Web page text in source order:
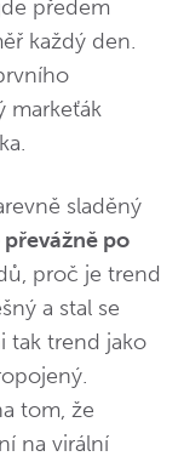
předem
každý den.
markeťák
sladěný
po
proč je trend
a stal se
tak trend jako
tom, že
na virální